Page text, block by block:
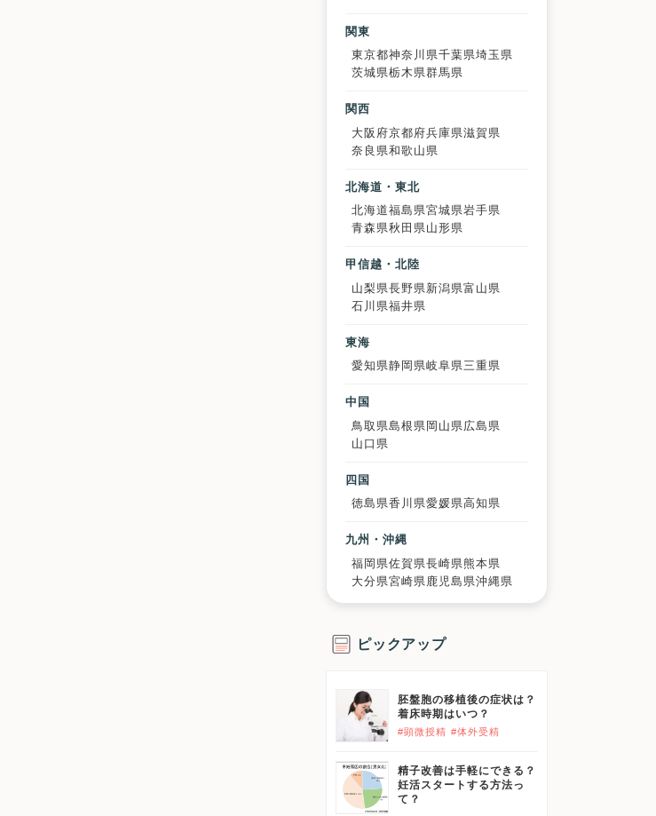
関東
東京都神奈川県千葉県埼玉県
茨城県栃木県群馬県
関西
大阪府京都府兵庫県滋賀県
奈良県和歌山県
北海道・東北
北海道福島県宮城県岩手県
青森県秋田県山形県
甲信越・北陸
山梨県長野県 新潟県富山県
石川県福井県
東海
愛知県静岡県岐阜県三重県
中国
鳥取県島根県 岡山県 広島県
山口県
四国
徳島県香川県愛媛県高知県
九州・沖縄
福岡県佐賀県長崎県 熊本県
大分県宮崎県 鹿児島県沖縄県
ピックアップ
胚盤胞の移植後の症状は？
着床時期はいつ？
#顕微授精 #体外受精
精子改善は手軽にできる？
妊活スタートする方法っ
て？